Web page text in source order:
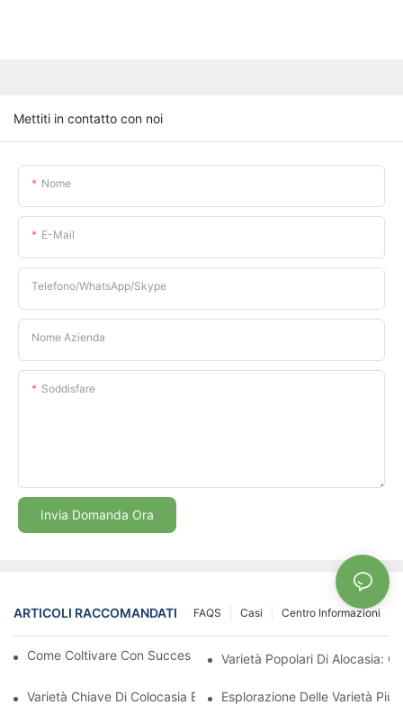
Mettiti in contatto con noi
Nome
E-Mail
Telefono/WhatsApp/Skype
Nome Azienda
Soddisfare
Invia Domanda Ora
ARTICOLI RACCOMANDATI Centro Informazioni
Casi
FAQS
Come Coltivare Con Successo Piantine Di Aglaonema Forti
Varietà Popolari Di Alocasia:
Varietà Chiave Di Colocasia E Le Loro Esigenze Di Crescita
Esplorazione Delle Varietà